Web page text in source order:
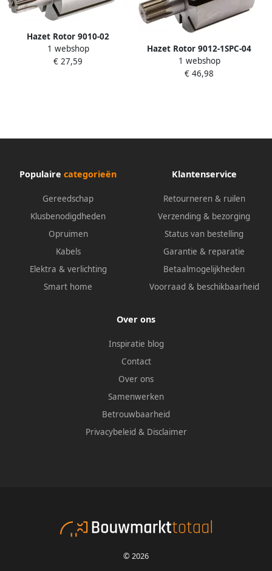
Hazet Rotor 9010-02
1 webshop
€ 27,59
Hazet Rotor 9012-1SPC-04
1 webshop
€ 46,98
Populaire categorieën
Gereedschap
Klusbenodigdheden
Opruimen
Kabels
Elektra & verlichting
Smart home
Klantenservice
Retourneren & ruilen
Verzending & bezorging
Status van bestelling
Garantie & reparatie
Betaalmogelijkheden
Voorraad & beschikbaarheid
Over ons
Inspiratie blog
Contact
Over ons
Samenwerken
Betrouwbaarheid
Privacybeleid & Disclaimer
© 2026